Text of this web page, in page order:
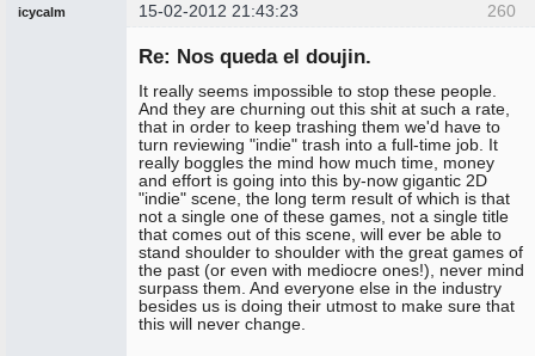
260
icycalm 15-02-2012 21:43:23
Re: Nos queda el doujin.
It really seems impossible to stop these people.
And they are churning out this shit at such a rate,
that in order to keep trashing them we'd have to
turn reviewing "indie" trash into a full-time job. It
really boggles the mind how much time, money
and effort is going into this by-now gigantic 2D
"indie" scene, the long term result of which is that
not a single one of these games, not a single title
that comes out of this scene, will ever be able to
stand shoulder to shoulder with the great games of
the past (or even with mediocre ones!), never mind
surpass them. And everyone else in the industry
besides us is doing their utmost to make sure that
this will never change.